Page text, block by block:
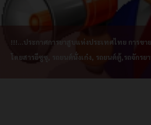
!!!…ประกาศการยาสูบแห่งประเทศไทย การขา
โดยสารอีซูซุ, รถยนต์นั่งเก๋ง, รถยนต์ตู้,รถจักรย